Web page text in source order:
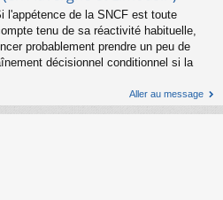
l'appétence de la SNCF est toute
tenu de sa réactivité habituelle,
probablement prendre un peu de
décisionnel conditionnel si la
Aller au message